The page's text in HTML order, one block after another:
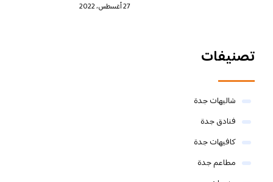
27 أغسطس، 2022
تصنيفات
شاليهات جدة
فنادق جدة
كافيهات جدة
مطاعم جدة